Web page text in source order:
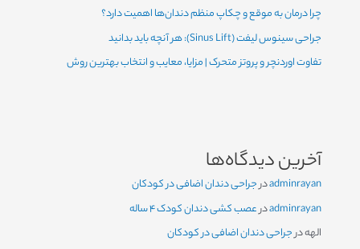
چرا درمان به موقع و چکاپ منظم دندان‌ها اهمیت دارد؟
جراحی سینوس لیفت (Sinus Lift): هر آنچه باید بدانید
تفاوت اوردنچر و پروتز متحرک | مزایا، معایب و انتخاب بهترین روش
آخرین دیدگاه‌ها
adminrayanدرجراحی دندان اضافی در کودکان
adminrayanدرعصب کشی دندان کودک ۴ ساله
الههدرجراحی دندان اضافی در کودکان